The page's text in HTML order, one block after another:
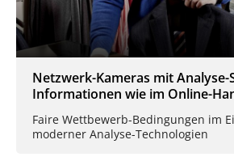
Netzwerk-Kameras mit
Informationen wie im Online-
Faire Wettbewerb-Bedingungen im
moderner Analyse-Technologien